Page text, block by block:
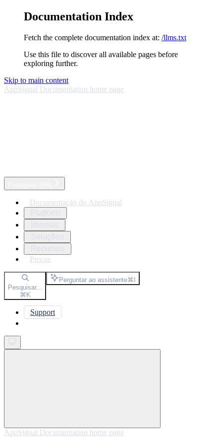
Documentation Index
Fetch the complete documentation index at: /llms.txt
Use this file to discover all available pages before
exploring further.
Skip to main content
AppSignal Documentation home page
Documentação do AppSignal
Preços
Pesquisar...
⌘K
Perguntar ao assistente⌘I
Support
AppSignal Documentation home page